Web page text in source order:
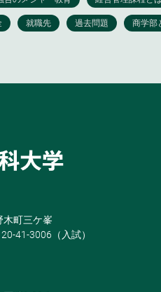
木町三ケ峯
41-3006（入試）